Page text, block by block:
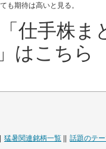
も期待は高いと見る。
仕手株ま
はこちら
猛暑関連銘柄一覧 話題のテ